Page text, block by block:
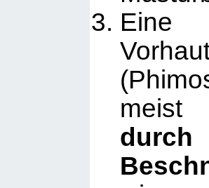
Eine
durch